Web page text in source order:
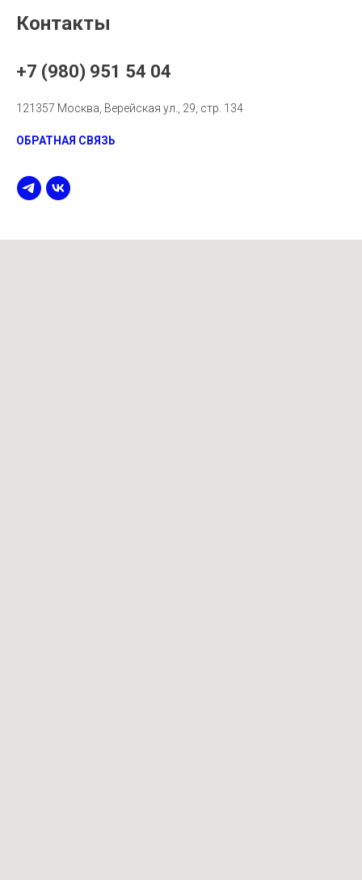
Контакты
+7 (980) 951 54 04
121357 Москва, Верейская ул., 29, стр. 134
ОБРАТНАЯ СВЯЗЬ